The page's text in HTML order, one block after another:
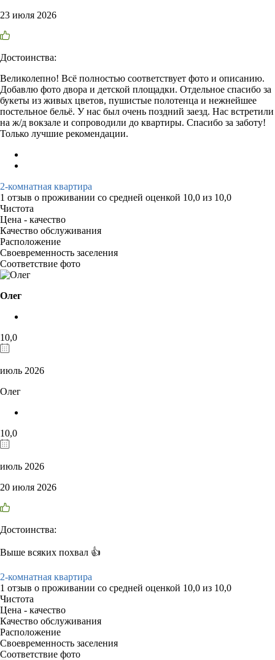
23 июля 2026
Достоинства:
Великолепно! Всё полностью соответствует фото и описанию.
Добавлю фото двора и детской площадки. Отдельное спасибо за
букеты из живых цветов, пушистые полотенца и нежнейшее
постельное бельё. У нас был очень поздний заезд. Нас встретили
на ж/д вокзале и сопроводили до квартиры. Спасибо за заботу!
Только лучшие рекомендации.
2-комнатная квартира
1 отзыв о проживании со средней оценкой 10,0 из 10,0
Чистота
Цена - качество
Качество обслуживания
Расположение
Своевременность заселения
Соответствие фото
Олег
10,0
июль 2026
Олег
10,0
июль 2026
20 июля 2026
Достоинства:
Выше всяких похвал 👍
2-комнатная квартира
1 отзыв о проживании со средней оценкой 10,0 из 10,0
Чистота
Цена - качество
Качество обслуживания
Расположение
Своевременность заселения
Соответствие фото